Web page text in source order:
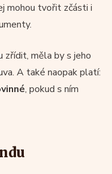
mohou tvořit zčásti i
zřídit, měla by s jeho
A také naopak platí:
, pokud s ním